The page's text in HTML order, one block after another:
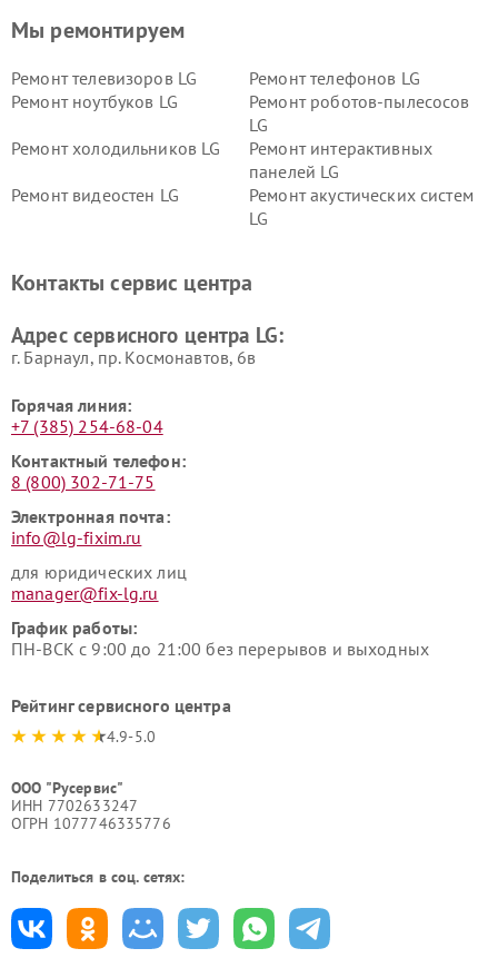
Мы ремонтируем
Ремонт телевизоров LG
Ремонт телефонов LG
Ремонт ноутбуков LG
Ремонт роботов-пылесосов
LG
Ремонт холодильников LG
Ремонт интерактивных
панелей LG
Ремонт видеостен LG
Ремонт акустических систем
LG
Ремонт морозильных камер
Ремонт вертикальных
Контакты сервис центра
Адрес сервисного центра LG:
г. Барнаул, ​пр. Космонавтов, 6в
Горячая линия:
+7 (385) 254-68-04
Контактный телефон:
8 (800) 302-71-75
Электронная почта:
info@lg-fixim.ru
для юридических лиц
manager@fix-lg.ru
График работы:
ПН-ВСК с 9:00 до 21:00 без перерывов и выходных
Рейтинг сервисного центра
4.9-5.0
ООО "Русервис"
ИНН 7702633247
ОГРН 1077746335776
Поделиться в соц. сетях: